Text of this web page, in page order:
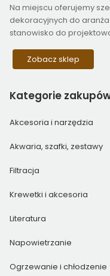
Na miejscu oferujemy
dekoracyjnych do
stanowisko do
Zobacz sklep
Kategorie
Akcesoria i narzędzia
Akwaria, szafki, zestawy
Filtracja
Krewetki i akcesoria
Literatura
Napowietrzanie
Ogrzewanie i chłodzenie